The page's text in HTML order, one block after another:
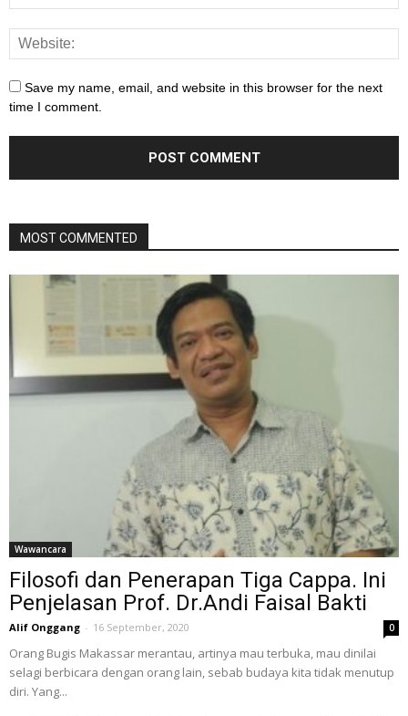
Save my name, email, and website in this browser for the next
time I comment.
MOST COMMENTED
Wawancara
Filosofi dan Penerapan Tiga Cappa. Ini
Penjelasan Prof. Dr.Andi Faisal Bakti
Alif Onggang - 16 September, 2020 0
Orang Bugis Makassar merantau, artinya mau terbuka, mau dinilai
selagi berbicara dengan orang lain, sebab budaya kita tidak menutup
diri. Yang...